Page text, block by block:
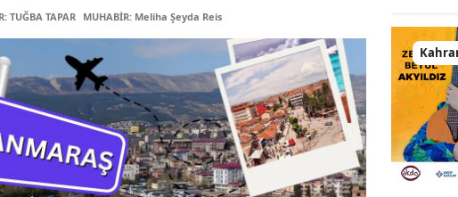
TUĞBA TAPAR MUHABİR: Meliha Şeyda Reis